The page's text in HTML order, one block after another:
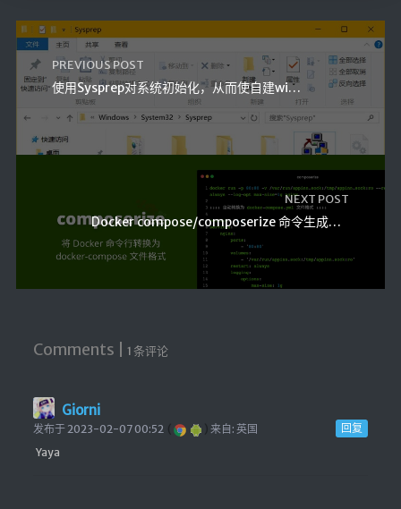
PREVIOUS POST
使用Sysprep对系统初始化，从而使自建wim文件还原有不同主机名
NEXT POST
Docker compose/composerize 命令生成和使用命令
Comments |1 条评论
Giorni
回复
发布于 2023-02-07 00:52 (
来自: 英国
Yaya
仓库
音乐解析 半成品
低价开会员